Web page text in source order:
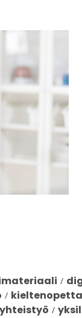
/
/
yhteistyö /